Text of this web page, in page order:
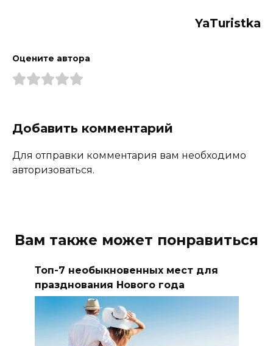
YaTuristka
Оцените автора
Добавить комментарий
Для отправки комментария вам необходимо
авторизоваться.
Вам также может понравиться
Топ-7 необыкновенных мест для
празднования Нового года